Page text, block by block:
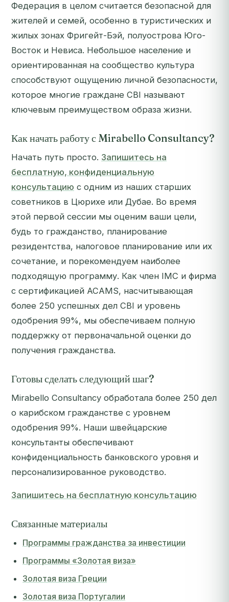
Федерация в целом считается безопасной для
жителей и семей, особенно в туристических и
жилых зонах Фригейт-Бэй, полуострова Юго-
Восток и Невиса. Небольшое население и
ориентированная на сообщество культура
способствуют ощущению личной безопасности,
которое многие граждане CBI называют
ключевым преимуществом образа жизни.
Как начать работу с Mirabello Consultancy?
Начать путь просто. Запишитесь на
бесплатную, конфиденциальную
консультацию с одним из наших старших
советников в Цюрихе или Дубае. Во время
этой первой сессии мы оценим ваши цели,
будь то гражданство, планирование
резидентства, налоговое планирование или их
сочетание, и порекомендуем наиболее
подходящую программу. Как член IMC и фирма
с сертификацией ACAMS, насчитывающая
более 250 успешных дел CBI и уровень
одобрения 99%, мы обеспечиваем полную
поддержку от первоначальной оценки до
получения гражданства.
Готовы сделать следующий шаг?
Mirabello Consultancy обработала более 250 дел
о карибском гражданстве с уровнем
одобрения 99%. Наши швейцарские
консультанты обеспечивают
конфиденциальность банковского уровня и
персонализированное руководство.
Запишитесь на бесплатную консультацию
Связанные материалы
Программы гражданства за инвестиции
Программы «Золотая виза»
Золотая виза Греции
Золотая виза Португалии